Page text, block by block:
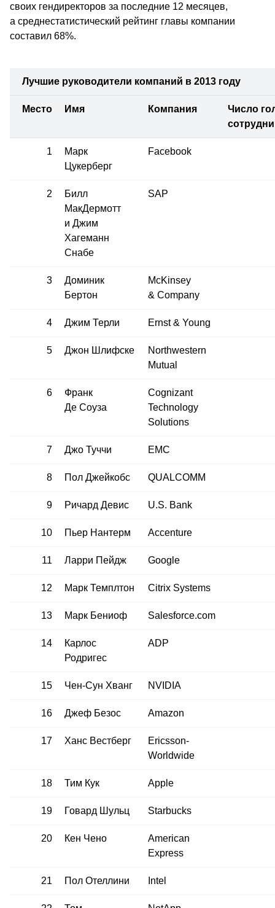
своих гендиректоров за последние 12 месяцев,
а среднестатистический рейтинг главы компании
составил 68%.
Лучшие руководители компаний в 2013 году
Место Имя Компания
Число
1
Марк
Цукерберг
Facebook
2
Билл
МакДермотт
и Джим
Хагеманн
Снабе
SAP
3
Доминик
Бертон
McKinsey
& Company
4 Джим Терли Ernst & Young
5 Джон Шлифске
Northwestern
Mutual
6
Франк
Де Соуза
Cognizant
Technology
Solutions
7 Джо Туччи EMC
8 Пол Джейкобс QUALCOMM
9 Ричард Девис U.S. Bank
10 Пьер Нантерм Accenture
11 Ларри Пейдж Google
12 Марк Темплтон Citrix Systems
13 Марк Бениоф Salesforce.com
14
Карлос
Родригес
ADP
15 Чен-Сун Хванг NVIDIA
16 Джеф Безос Amazon
17 Ханс Вестберг
Ericsson-
Worldwide
18 Тим Кук Apple
19 Говард Шульц Starbucks
20 Кен Чено
American
Express
21 Пол Отеллини Intel